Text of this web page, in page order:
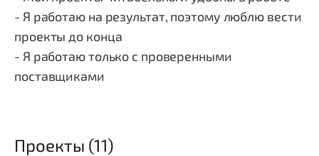
- Я работаю на результат, поэтому люблю вести
проекты до конца
- Я работаю только с проверенными
поставщиками
Проекты (11)